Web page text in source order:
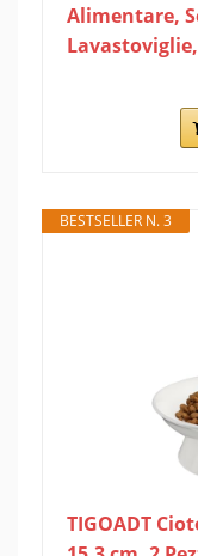
Alimentare,
BESTSELLER N. 3
TIGOADT